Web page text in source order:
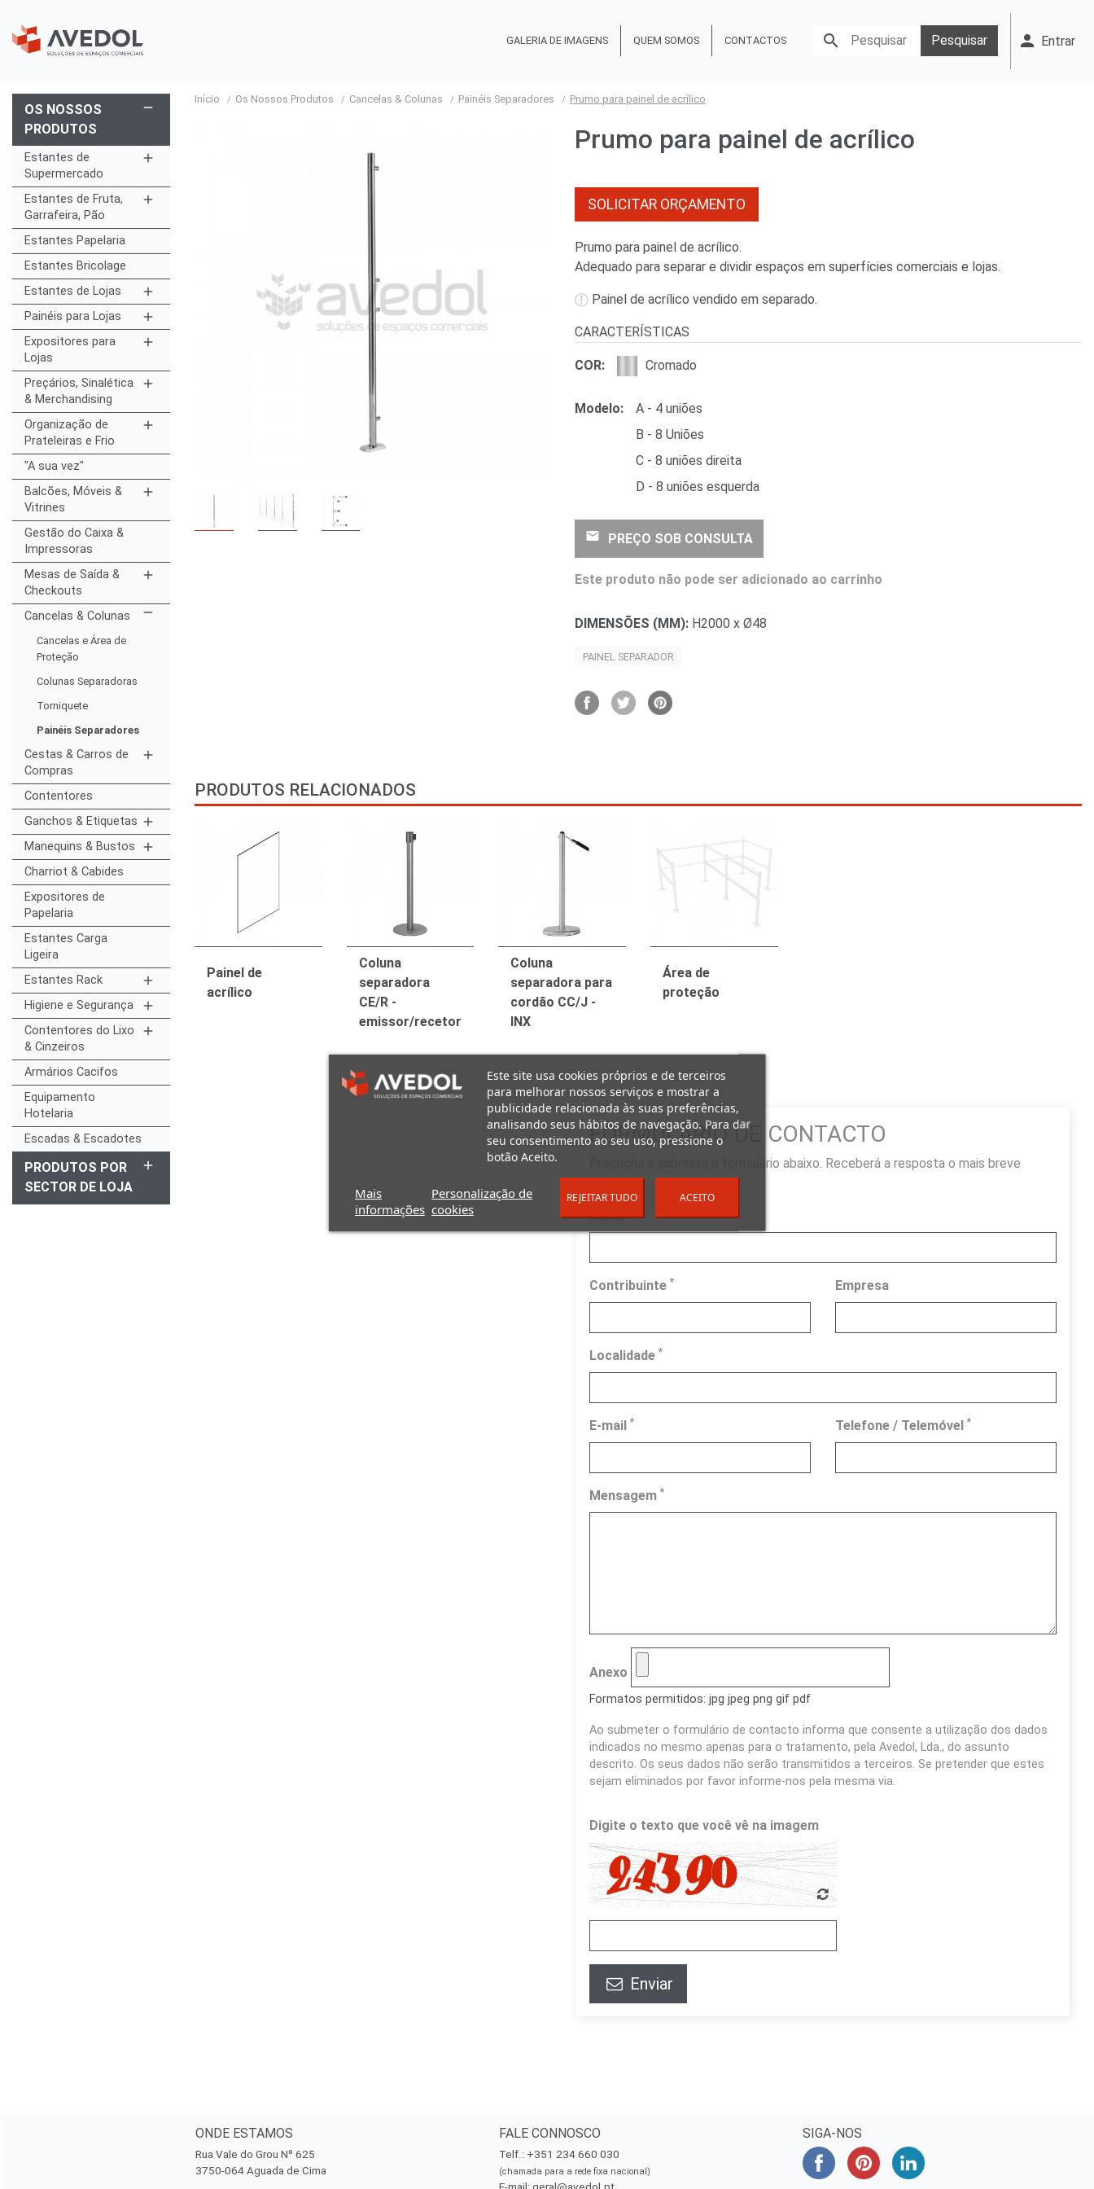
GALERIA DE IMAGENS QUEM SOMOS CONTACTOS  Pesquisar person Entrar
OS NOSSOS
PRODUTOS
remove
Estantes de
Supermercado
add
Estantes de Fruta,
Garrafeira, Pão
add
Estantes Papelaria
Estantes Bricolage
Estantes de Lojas
add
Painéis para Lojas add
Expositores para
Lojas
add
Preçários, Sinalética
& Merchandising
add
Organização de
Prateleiras e Frio
add
"A sua vez"
Balcões, Móveis &
Vitrines
add
Gestão do Caixa &
Impressoras
Mesas de Saída &
Checkouts
add
Cancelas & Colunas remove
Cancelas e Área de
Proteção
Colunas Separadoras
Torniquete
Painéis Separadores
Cestas & Carros de
Compras
add
Contentores
Ganchos & Etiquetas add
Manequins & Bustos add
Charriot & Cabides
Expositores de
Papelaria
Estantes Carga
Ligeira
Estantes Rack
add
Higiene e Segurança add
Contentores do Lixo
& Cinzeiros
add
Armários Cacifos
Equipamento
Hotelaria
Escadas & Escadotes
PRODUTOS POR
SECTOR DE LOJA
add
Início Os Nossos Produtos Cancelas & Colunas Painéis Separadores Prumo para painel de acrílico
Prumo para painel de acrílico
SOLICITAR ORÇAMENTO
Prumo para painel de acrílico.
Adequado para separar e dividir espaços em superfícies comerciais e lojas.
Painel de acrílico vendido em separado.
CARACTERÍSTICAS
COR: Cromado
Modelo:
A - 4 uniões
B - 8 Uniões
C - 8 uniões direita
D - 8 uniões esquerda
email PREÇO SOB CONSULTA
Este produto não pode ser adicionado ao carrinho
DIMENSÕES (MM):H2000 x Ø48
PAINEL SEPARADOR
PRODUTOS RELACIONADOS
Painel de
acrílico
Coluna
separadora
CE/R -
emissor/recetor
Coluna
separadora para
cordão CC/J -
INX
Área de
proteção
FORMULÁRIO DE CONTACTO
Preencha e submeta o formulário abaixo. Receberá a resposta o mais breve
possível.
Nome
Contribuinte* Empresa
Localidade*
E-mail* Telefone / Telemóvel*
Mensagem*
Anexo
Formatos permitidos: jpg jpeg png gif pdf
Ao submeter o formulário de contacto informa que consente a utilização dos dados
indicados no mesmo apenas para o tratamento, pela Avedol, Lda., do assunto
descrito. Os seus dados não serão transmitidos a terceiros. Se pretender que estes
sejam eliminados por favor informe-nos pela mesma via.
Digite o texto que você vê na imagem
Enviar
ONDE ESTAMOS
Rua Vale do Grou Nº 625
3750-064 Aguada de Cima
FALE CONNOSCO
Telf.: +351 234 660 030
(chamada para a rede fixa nacional)
SIGA-NOS
Este site usa cookies próprios e de terceiros
para melhorar nossos serviços e mostrar a
publicidade relacionada às suas preferências,
analisando seus hábitos de navegação. Para dar
seu consentimento ao seu uso, pressione o
botão Aceito.
Mais
informações
Personalização de
cookies
REJEITAR TUDO ACEITO